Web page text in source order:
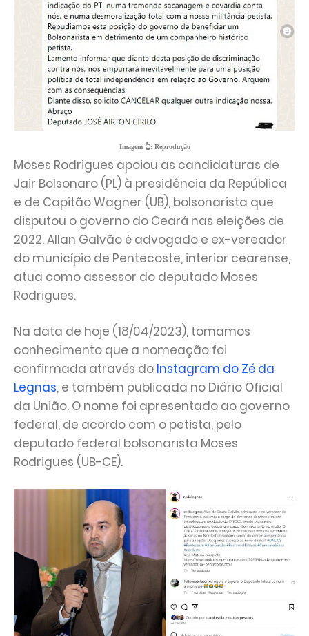
Imagem 👆:Reprodução
Moses Rodrigues apoiou as candidaturas de
Jair Bolsonaro (PL) à presidência da República
e de Capitão Wagner (UB), bolsonarista que
disputou o governo do Ceará nas eleições de
2022. Allan Galvão é advogado e ex-vereador
do município de Pentecoste, interior cearense,
atua como assessor do deputado Moses
Rodrigues.
Na data de hoje (18/04/2023), tomamos
conhecimento que a nomeação foi
confirmada através do Instagram do Zé da
Legnas, e também publicada no Diário Oficial
da União. O nome foi apresentado ao governo
federal, de acordo com o petista, pelo
deputado federal bolsonarista Moses
Rodrigues (UB-CE).